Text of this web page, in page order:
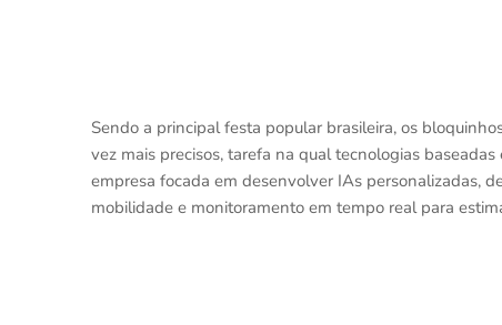
Sendo a principal festa popular brasileira, os
vez mais precisos, tarefa na qual tecnologias
empresa focada em desenvolver IAs personalizadas,
mobilidade e monitoramento em tempo real para